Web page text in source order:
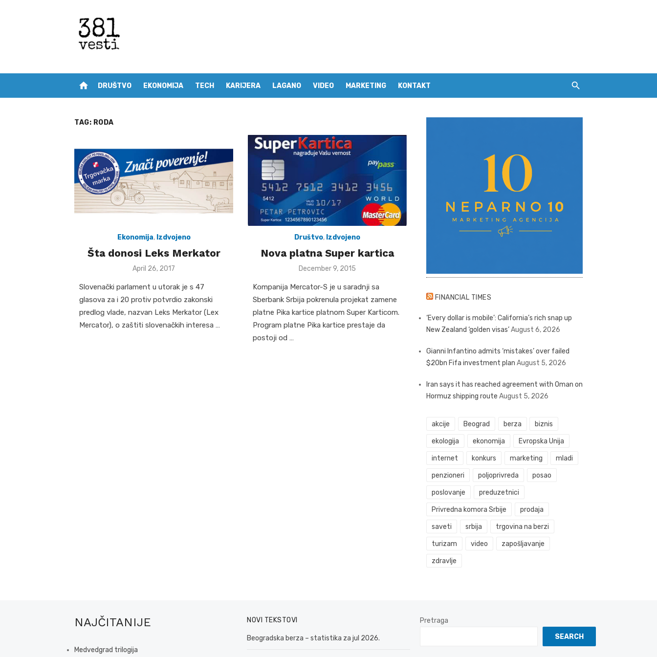
home DRUŠTVO EKONOMIJA TECH KARIJERA LAGANO VIDEO MARKETING KONTAKT
TAG: RODA
Ekonomija, Izdvojeno
Šta donosi Leks Merkator
Posted
April 26, 2017
Slovenački parlament u utorak je s 47
glasova za i 20 protiv potvrdio zakonski
predlog vlade, nazvan Leks Merkator (Lex
Mercator), o zaštiti slovenačkih interesa …
Društvo, Izdvojeno
Nova platna Super kartica
Posted
December 9, 2015
Kompanija Mercator-S je u saradnji sa
Sberbank Srbija pokrenula projekat zamene
platne Pika kartice platnom Super Karticom.
Program platne Pika kartice prestaje da
postoji od …
FINANCIAL TIMES
‘Every dollar is mobile’: California’s rich snap up
New Zealand ‘golden visas’August 6, 2026
Gianni Infantino admits ‘mistakes’ over failed
$20bn Fifa investment plan August 5, 2026
Iran says it has reached agreement with Oman on
Hormuz shipping route August 5, 2026
akcije Beograd berza biznis
ekologija ekonomija Evropska Unija
internet konkurs marketing mladi
penzioneri poljoprivreda posao
poslovanje preduzetnici
Privredna komora Srbije prodaja
saveti srbija trgovina na berzi
turizam video zapošljavanje
zdravlje
NAJČITANIJE
Medvedgrad trilogija
NOVI TEKSTOVI
Beogradska berza – statistika za jul 2026.
Pretraga
SEARCH